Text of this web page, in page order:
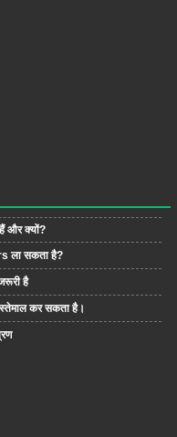
और क्यों?
ला सकता है?
है
कर सकता है।